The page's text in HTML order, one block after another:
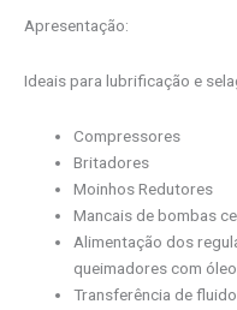
Apresentação:
Ideais para lubrificação e
Compressores
Britadores
Moinhos Redutores
Mancais de bombas
Alimentação dos
queimadores com
Transferência de